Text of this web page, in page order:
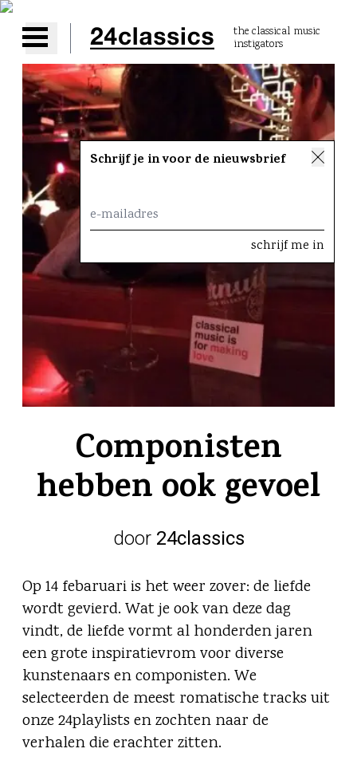
Open main menu
the classical music
instigators
Componisten
hebben ook gevoel
door 24classics
Op 14 febaruari is het weer zover: de liefde
wordt gevierd. Wat je ook van deze dag
vindt, de liefde vormt al honderden jaren
een grote inspiratievrom voor diverse
kunstenaars en componisten. We
selecteerden de meest romatische tracks uit
onze 24playlists en zochten naar de
verhalen die erachter zitten.
Schrijf je in voor de nieuwsbrief